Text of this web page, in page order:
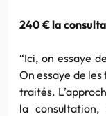
240 € la
“Ici, on essaye
On essaye de
traités.
la